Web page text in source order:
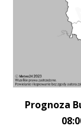
Prognoza